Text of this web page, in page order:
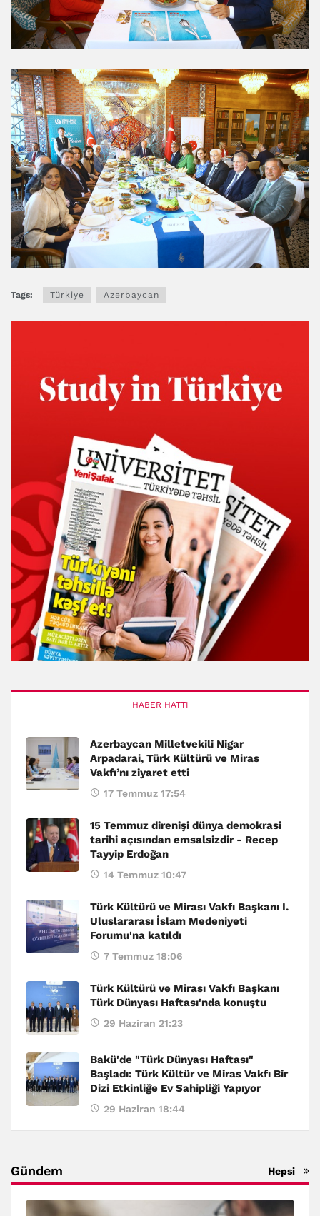
Tags: Türkiye Azərbaycan
HABER HATTI
Azerbaycan Milletvekili Nigar
Arpadarai, Türk Kültürü ve Miras
Vakfı’nı ziyaret etti
17 Temmuz 17:54
15 Temmuz direnişi dünya demokrasi
tarihi açısından emsalsizdir - Recep
Tayyip Erdoğan
14 Temmuz 10:47
Türk Kültürü ve Mirası Vakfı Başkanı I.
Uluslararası İslam Medeniyeti
Forumu'na katıldı
7 Temmuz 18:06
Türk Kültürü ve Mirası Vakfı Başkanı
Türk Dünyası Haftası'nda konuştu
29 Haziran 21:23
Bakü'de "Türk Dünyası Haftası"
Başladı: Türk Kültür ve Miras Vakfı Bir
Dizi Etkinliğe Ev Sahipliği Yapıyor
29 Haziran 18:44
Gündem Hepsi